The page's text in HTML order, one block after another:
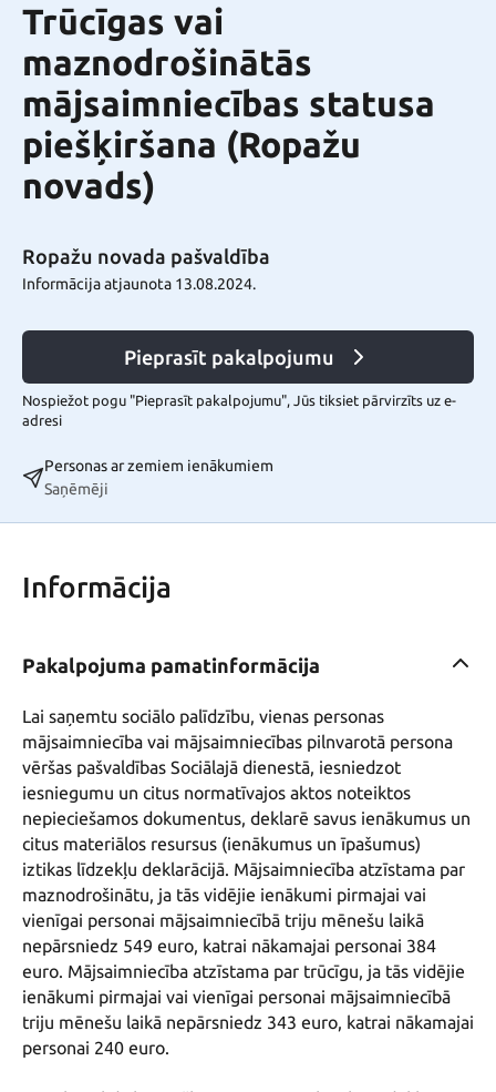
Trūcīgas vai
maznodrošinātās
mājsaimniecības statusa
piešķiršana (Ropažu
novads)
Ropažu novada pašvaldība
Informācija atjaunota 13.08.2024.
Pieprasīt pakalpojumu
Nospiežot pogu "Pieprasīt pakalpojumu", Jūs tiksiet pārvirzīts uz e-
adresi
Personas ar zemiem ienākumiem
Saņēmēji
Informācija
Pakalpojuma pamatinformācija
Lai saņemtu sociālo palīdzību, vienas personas
mājsaimniecība vai mājsaimniecības pilnvarotā persona
vēršas pašvaldības Sociālajā dienestā, iesniedzot
iesniegumu un citus normatīvajos aktos noteiktos
nepieciešamos dokumentus, deklarē savus ienākumus un
citus materiālos resursus (ienākumus un īpašumus)
iztikas līdzekļu deklarācijā. Mājsaimniecība atzīstama par
maznodrošinātu, ja tās vidējie ienākumi pirmajai vai
vienīgai personai mājsaimniecībā triju mēnešu laikā
nepārsniedz 549 euro, katrai nākamajai personai 384
euro. Mājsaimniecība atzīstama par trūcīgu, ja tās vidējie
ienākumi pirmajai vai vienīgai personai mājsaimniecībā
triju mēnešu laikā nepārsniedz 343 euro, katrai nākamajai
personai 240 euro.